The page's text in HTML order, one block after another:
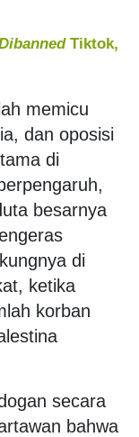
Tiktok,
memicu
dan oposisi
di
besarnya
di
ketika
korban
secara
bahwa